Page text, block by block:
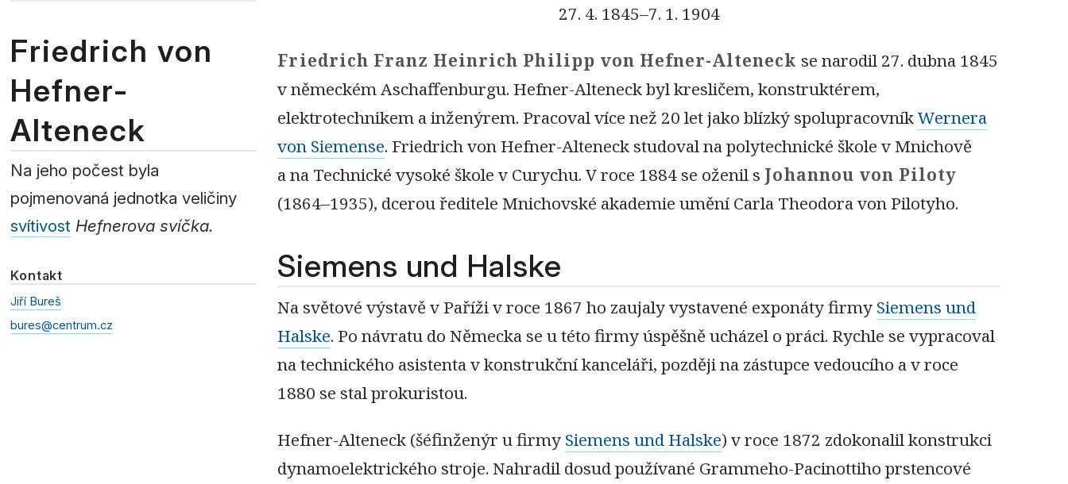
27. 4. 1845–7. 1. 1904
Friedrich Franz Heinrich Philipp von Hefner-Alteneck se narodil 27. dubna 1845
v německém Aschaffenburgu. Hefner-Alteneck byl kresličem, konstruktérem,
elektrotechnikem a inženýrem. Pracoval více než 20 let jako blízký spolupracovníkWernera
von Siemense. Friedrich von Hefner-Alteneck studoval na polytechnické škole v Mnichově
a na Technické vysoké škole v Curychu. V roce 1884 se oženil s Johannou von Piloty
(1864–1935), dcerou ředitele Mnichovské akademie umění Carla Theodora von Pilotyho.
Siemens und Halske
Na světové výstavě v Paříži v roce 1867 ho zaujaly vystavené exponáty firmy Siemens und
Halske. Po návratu do Německa se u této firmy úspěšně ucházel o práci. Rychle se vypracoval
na technického asistenta v konstrukční kanceláři, později na zástupce vedoucího a v roce
1880 se stal prokuristou.
Hefner-Alteneck (šéfinženýr u firmy Siemens und Halske) v roce 1872 zdokonalil konstrukci
dynamoelektrického stroje. Nahradil dosud používané Grammeho-Pacinottiho prstencové
Friedrich von
Hefner-
Alteneck
Na jeho počest byla
pojmenovaná jednotka veličiny
svítivost Hefnerova svíčka.
Kontakt
Jiří Bureš
bures@centrum.cz